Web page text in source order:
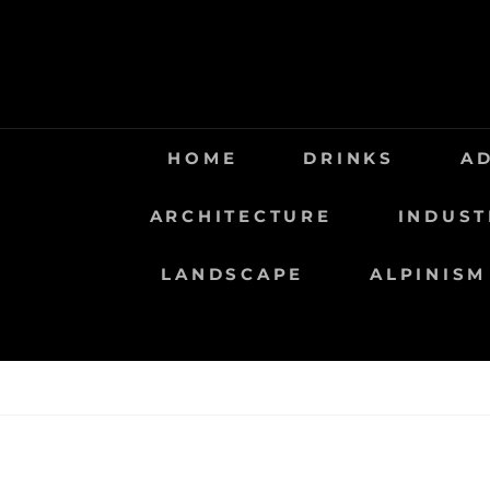
HOME DRINKS
ARCHITECTURE
LANDSCAPE